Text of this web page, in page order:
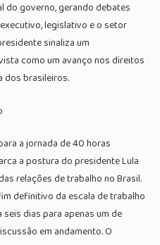
do governo, gerando debates
legislativo e o setor
sinaliza um
como um avanço nos direitos
dos brasileiros.
a jornada de 40 horas
a postura do presidente Lula
relações de trabalho no Brasil.
definitivo da escala de trabalho
dias para apenas um de
em andamento. O